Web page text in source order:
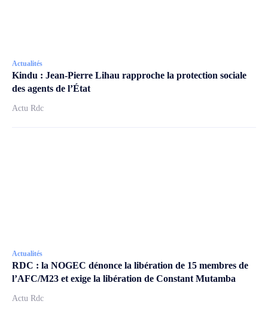
Actualités
Kindu : Jean-Pierre Lihau rapproche la protection sociale
des agents de l’État
Actu Rdc
Actualités
RDC : la NOGEC dénonce la libération de 15 membres de
l’AFC/M23 et exige la libération de Constant Mutamba
Actu Rdc